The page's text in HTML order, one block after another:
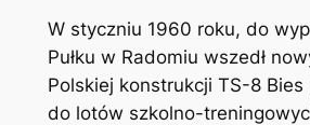
W styczniu 1960 roku, do
Pułku w Radomiu wszedł
Polskiej konstrukcji TS-8
do lotów szkolno-